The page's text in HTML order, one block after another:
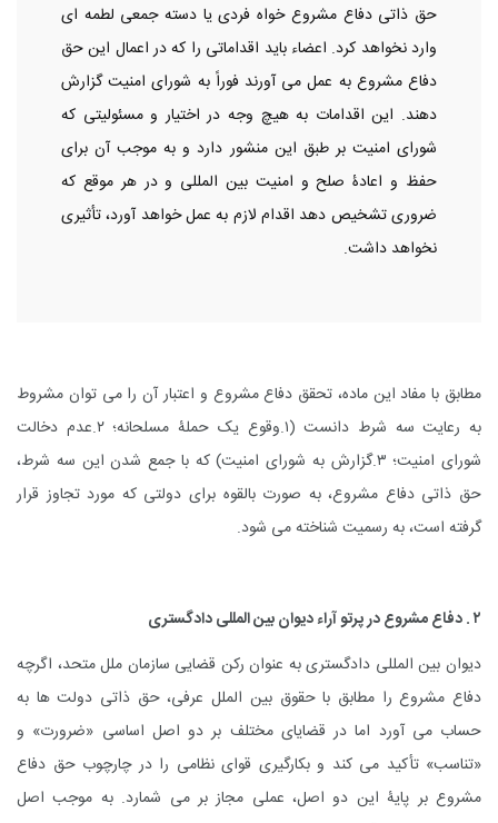
حق ذاتی دفاع مشروع خواه فردی یا دسته جمعی لطمه ای
وارد نخواهد کرد. اعضاء باید اقداماتی را که در اعمال این حق
دفاع مشروع به عمل می آورند فوراً به شورای امنیت گزارش
دهند. این اقدامات به هیچ وجه در اختیار و مسئولیتی که
شورای امنیت بر طبق این منشور دارد و به موجب آن برای
حفظ و اعادۀ صلح و امنیت بین المللی و در هر موقع که
ضروری تشخیص دهد اقدام لازم به عمل خواهد آورد، تأثیری
نخواهد داشت.
مطابق با مفاد این ماده، تحقق دفاع مشروع و اعتبار آن را می توان مشروط
به رعایت سه شرط دانست (۱.وقوع یک حملۀ مسلحانه؛ ۲.عدم دخالت
شورای امنیت؛ ۳.گزارش به شورای امنیت) که با جمع شدن این سه شرط،
حق ذاتی دفاع مشروع، به صورت بالقوه برای دولتی که مورد تجاوز قرار
گرفته است، به رسمیت شناخته می شود.
۲ . دفاع مشروع در پرتو آراء دیوان بین المللی دادگستری
دیوان بین المللی دادگستری به عنوان رکن قضایی سازمان ملل متحد، اگرچه
دفاع مشروع را مطابق با حقوق بین الملل عرفی، حق ذاتی دولت ها به
حساب می آورد اما در قضایای مختلف بر دو اصل اساسی «ضرورت» و
«تناسب» تأکید می کند و بکارگیری قوای نظامی را در چارچوب حق دفاع
مشروع بر پایۀ این دو اصل، عملی مجاز بر می شمارد. به موجب اصل